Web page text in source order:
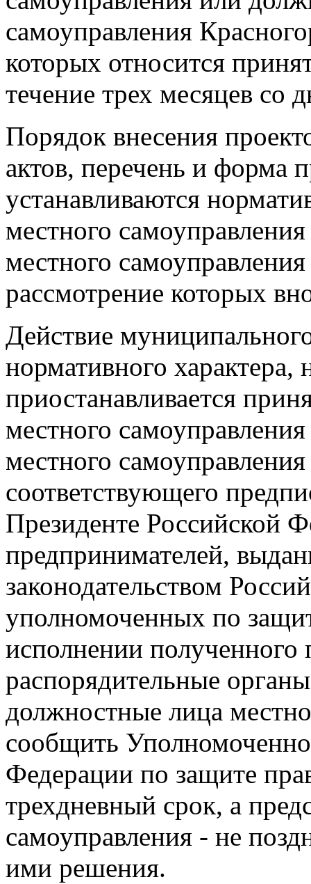
самоуправления
которых относится
течение трех месяцев со
Порядок внесения
актов, перечень и форма
устанавливаются
местного
местного
рассмотрение которых
Действие
нормативного характера,
приостанавливается
местного
местного
соответствующего
Президенте Российской
предпринимателей,
законодательством
уполномоченных по
исполнении полученного
распорядительные
должностные лица
сообщить
Федерации по защите
трехдневный срок, а
самоуправления - не
ими решения.